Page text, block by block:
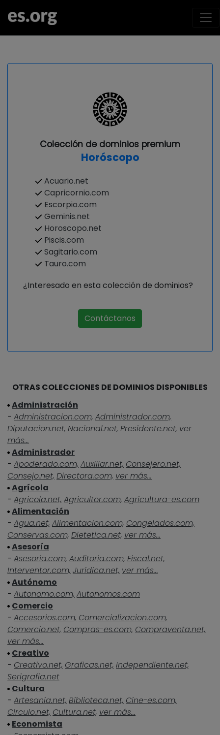
Colección de dominios premium
Horóscopo
Acuario.net
Capricornio.com
Escorpio.com
Geminis.net
Horoscopo.net
Piscis.com
Sagitario.com
Tauro.com
¿Interesado en esta colección de dominios?
Contáctanos
OTRAS COLECCIONES DE DOMINIOS DISPONIBLES
Administración
- Administracion.com, Administrador.com,
Diputacion.net, Nacional.net, Presidente.net, ver
más...
Administrador
- Apoderado.com, Auxiliar.net, Consejero.net,
Consejo.net, Directora.com, ver más...
Agrícola
- Agricola.net, Agricultor.com, Agricultura-es.com
Alimentación
- Agua.net, Alimentacion.com, Congelados.com,
Conservas.com, Dietetica.net, ver más...
Asesoría
- Asesoria.com, Auditoria.com, Fiscal.net,
Interventor.com, Juridica.net, ver más...
Autónomo
- Autonomo.com, Autonomos.com
Comercio
- Accesorios.com, Comercializacion.com,
Comercio.net, Compras-es.com, Compraventa.net,
ver más...
Creativo
- Creativo.net, Graficas.net, Independiente.net,
Serigrafia.net
Cultura
- Artesania.net, Biblioteca.net, Cine-es.com,
Circulo.net, Cultura.net, ver más...
Economista